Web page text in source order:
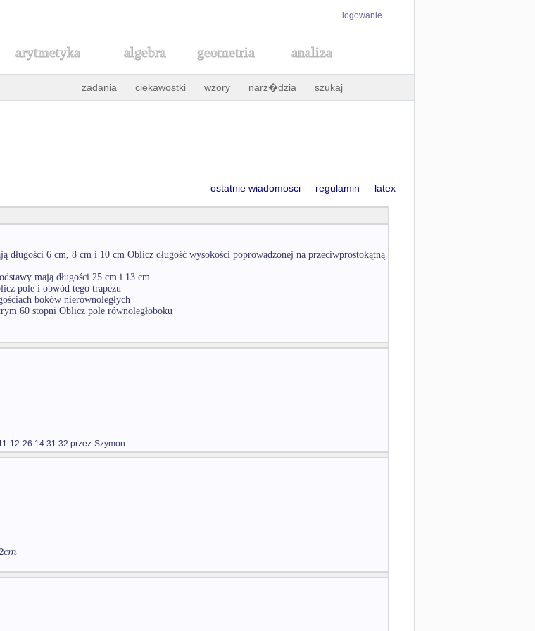
logowanie
arytmetyka algebra geometria analiza
zadania ciekawostki wzory narz�dzia szukaj
ostatnie wiadomości | regulamin | latex
długości 6 cm, 8 cm i 10 cm Oblicz długość wysokości poprowadzonej na przeciwprostokątną
mają długości 25 cm i 13 cm
pole i obwód tego trapezu
boków nierównoległych
60 stopni Oblicz pole równoległoboku
12-26 14:31:32 przez Szymon
cm